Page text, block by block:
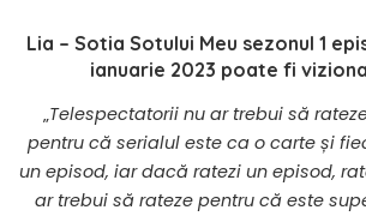
Lia – Sotia Sotului Meu sezonul 1
ianuarie 2023 poate fi
„Telespectatorii nu ar trebui să
pentru că serialul este ca o carte și
un episod, iar dacă ratezi un episod,
ar trebui să rateze pentru că este